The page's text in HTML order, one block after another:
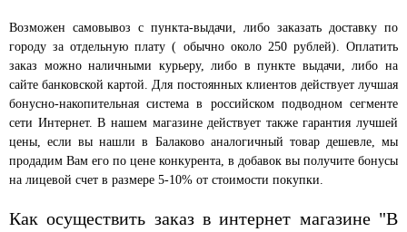
Возможен самовывоз с пункта-выдачи, либо заказать доставку по
городу за отдельную плату ( обычно около 250 рублей). Оплатить
заказ можно наличными курьеру, либо в пункте выдачи, либо на
сайте банковской картой. Для постоянных клиентов действует лучшая
бонусно-накопительная система в российском подводном сегменте
сети Интернет. В нашем магазине действует также гарантия лучшей
цены, если вы нашли в Балаково аналогичный товар дешевле, мы
продадим Вам его по цене конкурента, в добавок вы получите бонусы
на лицевой счет в размере 5-10% от стоимости покупки.
Как осуществить заказ в интернет магазине "В